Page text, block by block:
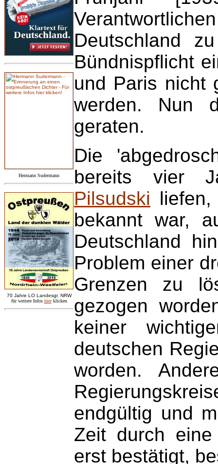
Hermann Sudermann
70 Jahre LO Landesgr. NRW
für weitere Infos hier klicken
Deutschland
Bündnispflicht
und Paris nicht
werden. Nun
geraten.
Die
bereits vier
Pilsudski
bekannt war,
Deutschland
Problem einer
Grenzen zu
gezogen
keiner
deutschen
worden.
endgültig und
Zeit durch eine
erst bestätigt,